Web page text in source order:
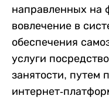
направленных на
вовлечение в
обеспечения
услуги
занятости, путем
интернет-